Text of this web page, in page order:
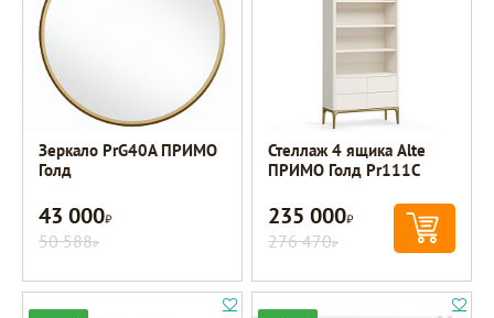
Зеркало PrG40A ПРИМО
Голд
43 000Р
50 588Р
Стеллаж 4 ящика Alte
ПРИМО Голд Pr111C
235 000Р
276 470Р